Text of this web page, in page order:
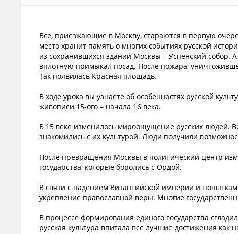
Все, приезжающие в Москву, стараются в первую
место хранит память о многих событиях русской
из сохранившихся зданий Москвы – Успенский собор.
вплотную примыкал посад. После пожара,
Так появилась Красная площадь.
В ходе урока вы узнаете об особенностях русской
живописи 15-ого – начала 16 века.
В 15 веке изменилось мироощущение русских людей.
знакомились с их культурой. Люди получили
После превращения Москвы в политический центр
государства, которые боролись с Ордой.
В связи с падением Византийской империи и
укрепление православной веры. Многие
В процессе формирования единого государства
русская культура впитала все лучшие достижения как